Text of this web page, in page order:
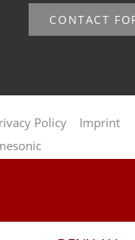
CONTACT
Policy Imprint
09.08.2026